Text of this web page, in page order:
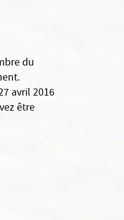
du
avril 2016
être